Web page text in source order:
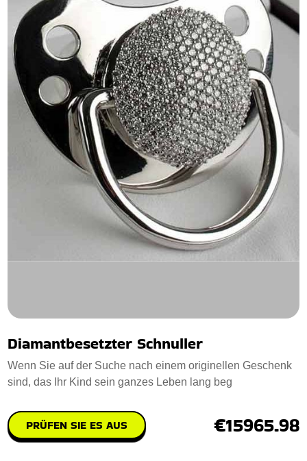
Diamantbesetzter Schnuller
Wenn Sie auf der Suche nach einem originellen Geschenk
sind, das Ihr Kind sein ganzes Leben lang beg
PRÜFEN SIE ES AUS €15965.98